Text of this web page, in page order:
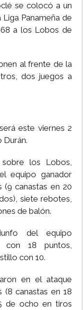
se colocó a un
Panameña de
a los Lobos de
al frente de la
dos juegos a
este viernes 2
Durán.
los Lobos,
equipo ganador
canastas en 20
siete rebotes,
de balón.
del equipo
con 18 puntos,
con 10.
en el ataque
(8 canastas en 18
de ocho en tiros